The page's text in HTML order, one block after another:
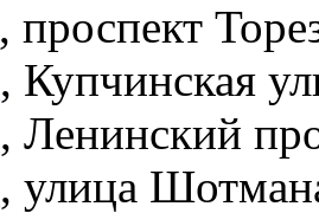
, проспект
, Купчинская
, Ленинский
, улица